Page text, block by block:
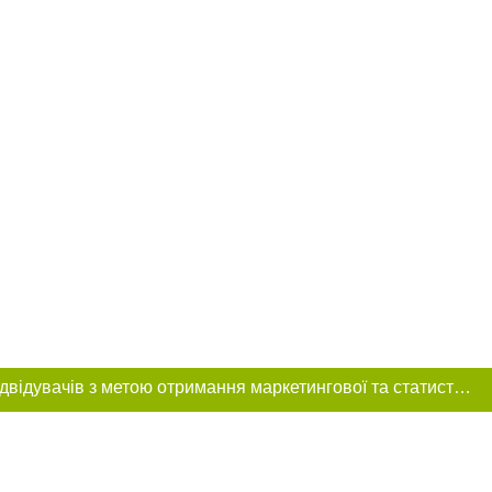
Цей сайт використовує «cookies». Також веб-сайт використовує інтернет-сервіс для збору технічних даних стосовно відвідувачів з метою отримання маркетингової та статистичної інформації. Умови обробки даних відвідувачів сайту див.